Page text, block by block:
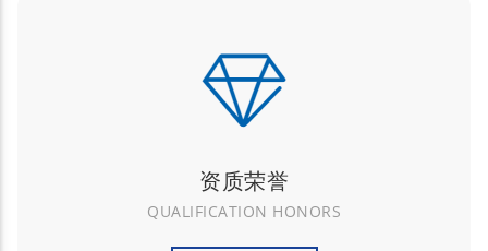
资质荣誉
QUALIFICATION HONORS